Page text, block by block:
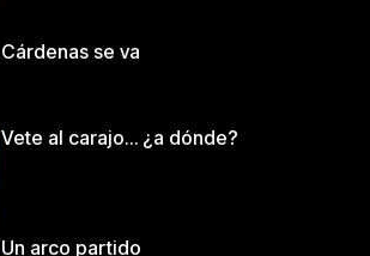
Cárdenas se va
Vete al carajo… ¿a dónde?
Un arco partido